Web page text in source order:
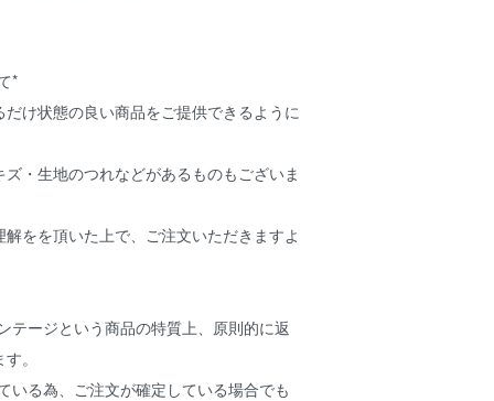
*
け状態の良い商品をご提供できるように
・生地のつれなどがあるものもございま
をを頂いた上で、ご注文いただきますよ
テージという商品の特質上、原則的に返
す。
いる為、ご注文が確定している場合でも